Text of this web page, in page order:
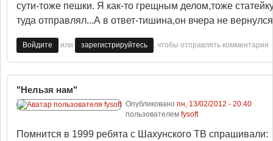
сути-тоже пешки. Я как-то грещным делом,тоже
туда отправлял...А в ответ-тишина,он вчера не
Войдите или зарегистрируйтесь , чтобы отправлять комментарии
"Нельзя нам"
Опубликовано пн, 13/02/2012 - 20:40
пользователем fysoft
Помнится в 1999 ребята с Шахунского ТВ спрашивали: